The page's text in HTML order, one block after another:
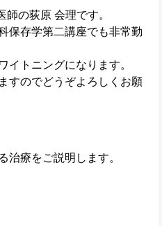
の荻原 会理です。
保存学第二講座でも非常勤
イトニングになります。
すのでどうぞよろしくお願
治療をご説明します。